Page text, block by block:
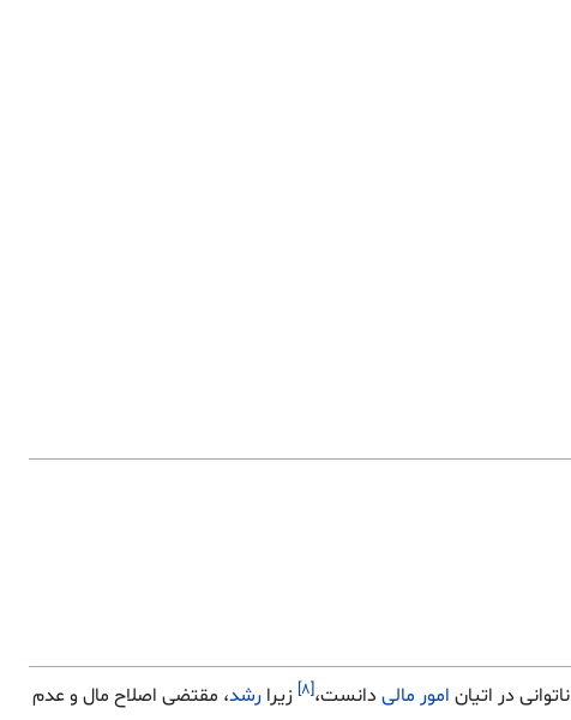
در اتیان امور مالی دانست،[۸] زیرا رشد، مقتضی اصلاح مال و عدم